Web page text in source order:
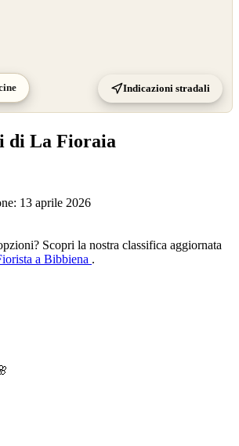
Indicazioni stradali
di La Fioraia
13 aprile 2026
Scopri la nostra classifica aggiornata
a Bibbiena .